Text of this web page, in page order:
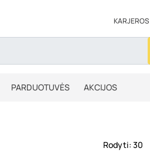
PARDUOTUVĖS AKCIJOS
Rodyti: 30